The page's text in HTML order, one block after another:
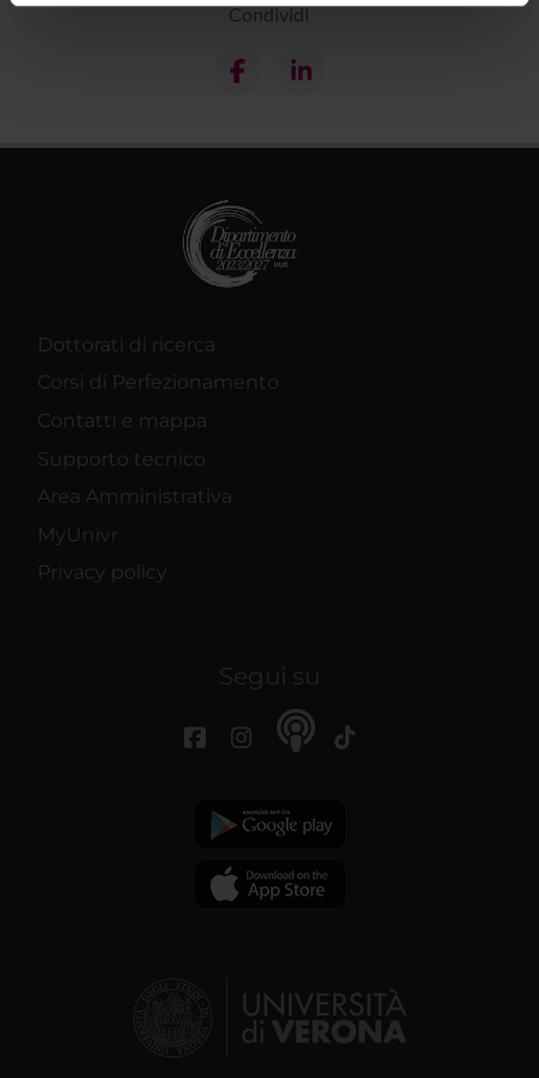
informazioni sul modo in cui utilizzi il nostro sito con i
pubblicità e social media, i quali potrebbero combinarle
Condividi
Dottorati di ricerca
Corsi di Perfezionamento
Contatti e mappa
Supporto tecnico
Area Amministrativa
MyUnivr
Privacy policy
Segui su